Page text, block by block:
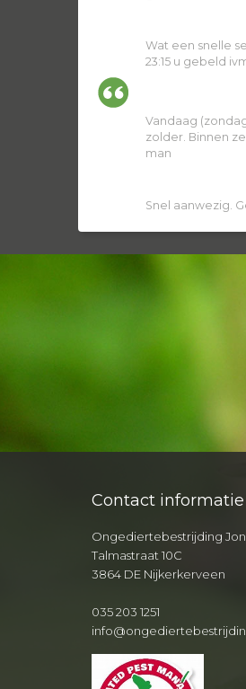
Wat een snelle
23:15 u gebeld
Vandaag
zolder. Binnen
man
Snel aanwezig.
Contact informatie
Ongediertebestrijding
Talmastraat 10C
3864 DE Nijkerkerveen
035 203 1251